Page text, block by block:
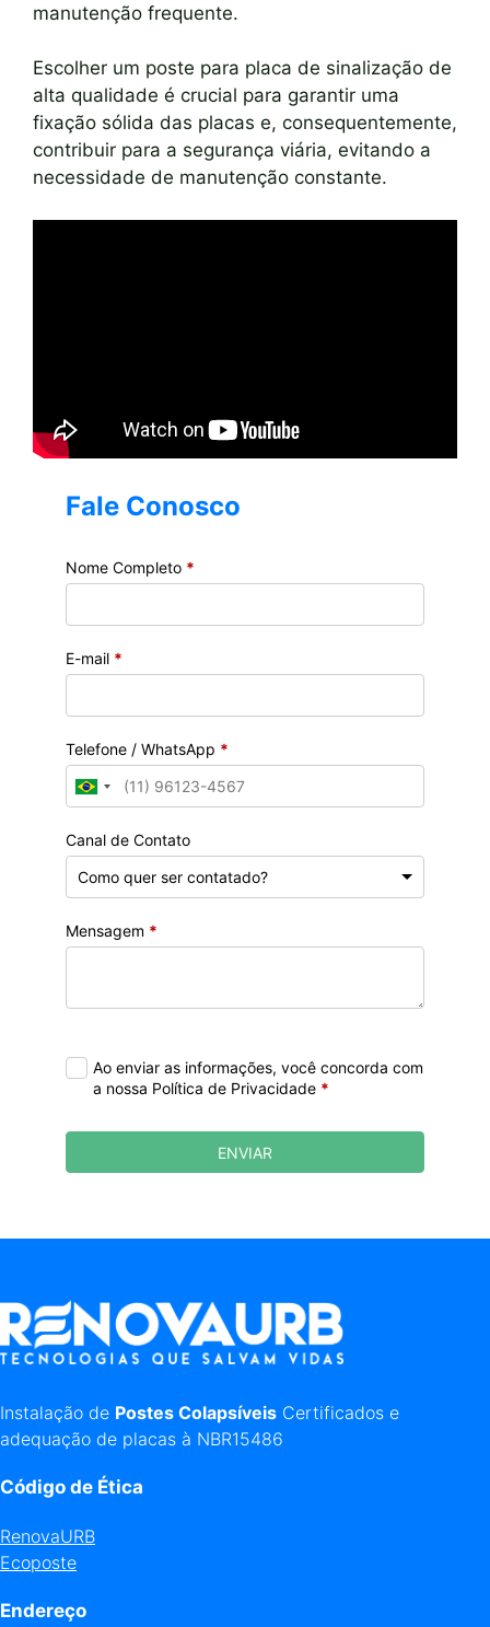
manutenção frequente.
Escolher um poste para placa de sinalização de
alta qualidade é crucial para garantir uma
fixação sólida das placas e, consequentemente,
contribuir para a segurança viária, evitando a
necessidade de manutenção constante.
Fale Conosco
Nome Completo *
E-mail *
Telefone / WhatsApp *
Canal de Contato
Mensagem *
Ao enviar as informações, você concorda com
a nossa Política de Privacidade *
ENVIAR
Instalação de Postes Colapsíveis Certificados e
adequação de placas à NBR15486
Código de Ética
RenovaURB
Ecoposte
Endereço